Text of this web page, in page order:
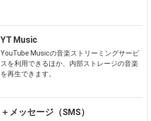
YT Music
YouTube Musicの音楽ストリーミングサービ
スを利用できるほか、内部ストレージの音楽
を再生できます。
＋メッセージ（SMS）